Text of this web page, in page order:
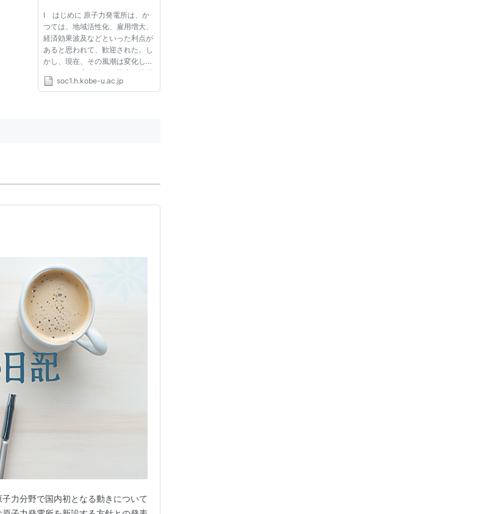
I はじめに 原子力発電所は、か
つては、地域活性化、雇用増大、
経済効果波及などといった利点が
あると思われて、歓迎された。し
かし、現在、その風潮は変化して
きている。安全性への不安、情報
公開の不足という観点から、地元
soc1.h.kobe-u.ac.jp
力分野で国内初となる動きについて